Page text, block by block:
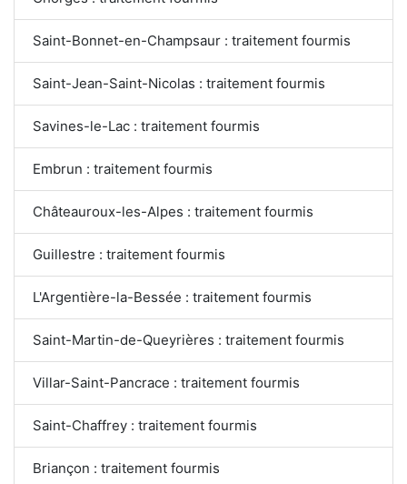
Saint-Bonnet-en-Champsaur : traitement fourmis
Saint-Jean-Saint-Nicolas : traitement fourmis
Savines-le-Lac : traitement fourmis
Embrun : traitement fourmis
Châteauroux-les-Alpes : traitement fourmis
Guillestre : traitement fourmis
L'Argentière-la-Bessée : traitement fourmis
Saint-Martin-de-Queyrières : traitement fourmis
Villar-Saint-Pancrace : traitement fourmis
Saint-Chaffrey : traitement fourmis
Briançon : traitement fourmis